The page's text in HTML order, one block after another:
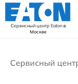
Сервисный центр Eatonв
Москве
Сервисный